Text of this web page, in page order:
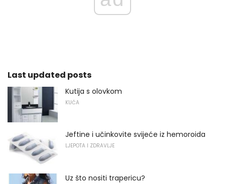
Last updated posts
Kutija s olovkom
KUĆA
Jeftine i učinkovite svijeće iz hemoroida
LJEPOTA I ZDRAVLJE
Uz što nositi trapericu?